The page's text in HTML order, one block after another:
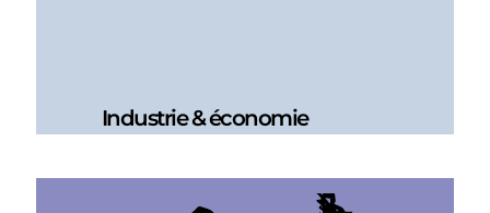
Industrie & économie